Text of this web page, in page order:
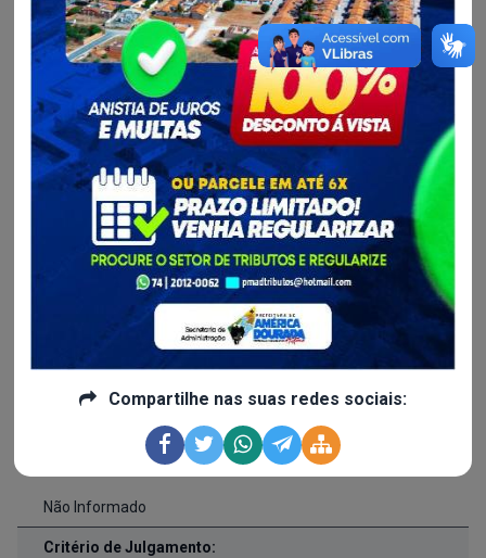
Compartilhe nas suas redes sociais:
MÉDICO/HOSPITALAR PARA ATENDER AS DEMANDAS DO
MUNICIPIO DE AMERICA DOURADA BAHIA.
Nº da Licitação:
003/2025
Publicado em:
13/02/2025 às 09h38
Realização em:
26/02/2025 às 15h00
Processo Administrtivo:
Valor Licitado:
Forma de Fornecimento:
Não Informado
Critério de Julgamento: